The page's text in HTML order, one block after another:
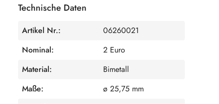
Technische Daten
Artikel Nr.:
06260021
Nominal:
2 Euro
Material:
Bimetall
Maße:
ø 25,75 mm